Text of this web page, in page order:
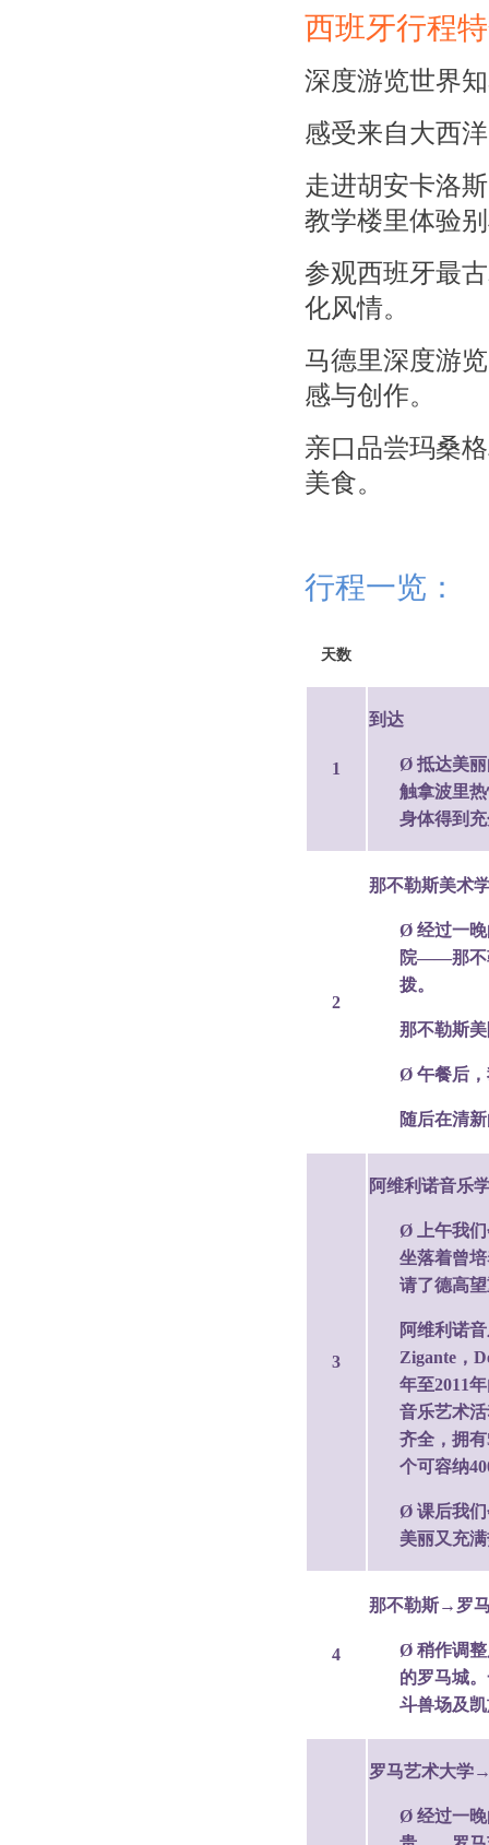
西班牙行程
深度游览世界
感受来自大西
走进胡安卡洛
教学楼里体验
参观西班牙最
化风情。
马德里深度游
感与创作。
亲口品尝玛桑
美食。
行程一览：
天数
1
到达
Ø 抵达美
触拿波里
身体得到
2
那不勒斯美术
Ø 经过一
院——那不
拨。
那不勒斯
Ø 午餐后
随后在清
3
阿维利诺音乐
Ø 上午我
坐落着曾
请了德高
阿维利诺
Zigante，
年至2011
音乐艺术
齐全，拥
个可容纳
Ø 课后我
美丽又充
4
那不勒斯→罗
Ø 稍作调
的罗马城
斗兽场及
罗马艺术大学
Ø 经过一